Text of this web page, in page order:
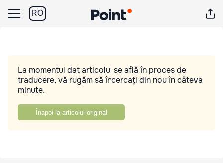
RO
La momentul dat articolul se află în proces de
traducere, vă rugăm să încercați din nou în câteva
minute.
Înapoi la articolul original